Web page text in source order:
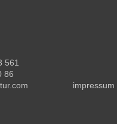
561
86
impressum